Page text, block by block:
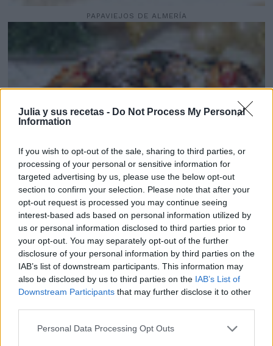
Julia y sus recetas - Do Not Process My Personal
Information
If you wish to opt-out of the sale, sharing to third parties, or
processing of your personal or sensitive information for
targeted advertising by us, please use the below opt-out
section to confirm your selection. Please note that after your
opt-out request is processed you may continue seeing
interest-based ads based on personal information utilized by
us or personal information disclosed to third parties prior to
your opt-out. You may separately opt-out of the further
disclosure of your personal information by third parties on the
IAB’s list of downstream participants. This information may
also be disclosed by us to third parties on the IAB’s List of
Downstream Participants that may further disclose it to other
Personal Data Processing Opt Outs
PAPAVIEJOS DE ALMERÍA
ROSCÓN TRENZADO DE HOJALDRE CON CRE...